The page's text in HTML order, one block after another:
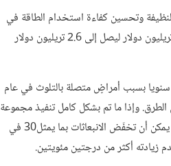
وتحسين كفاءة استخدام الطاقة في
المصانع والمباني والأجهزة يمكنها زيادة معدل نمو إجمالي الناتج المحلي العالمي بنحو 1.8 تريليون دولار ليصل إلى 2.6 تريليون دولار
دون وقوع نحو 94 ألف حالة وفاة مبكرة سنويا بسبب أمراضٍ متصلة بالتلوث في عام
الدفيئة بما يعادل سحب قرابة 2 مليار سيارة من الطرق. وإذا ما تم بشكل كامل تنفيذ مجموعة
الإجراءات التنظيمية والضريبية والأخرى المتعلقة بالسياسات كما هو مبيَّن في التقرير، فإنها يمكن أن تخفّض الانبعاثات بما يمثل30 في